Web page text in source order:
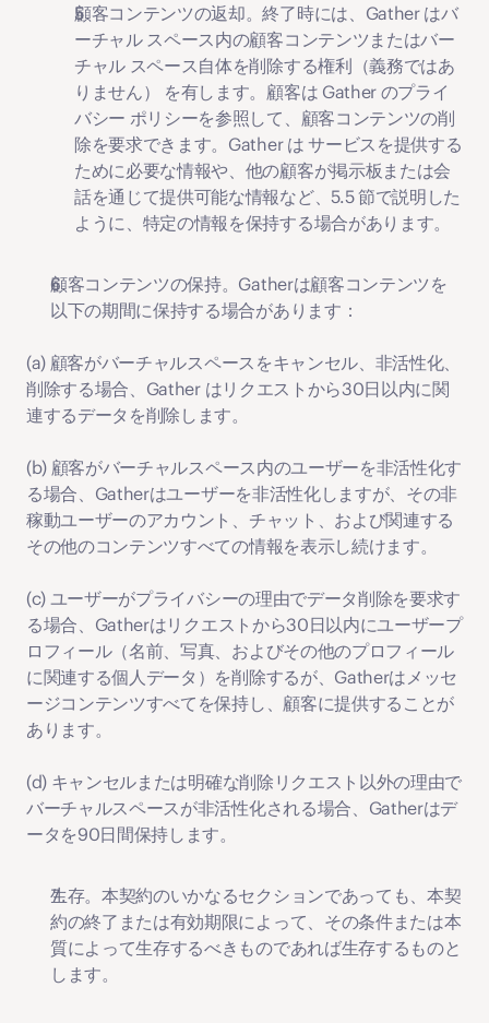
顧客コンテンツの返却。終了時には、Gather はバ
ーチャル スペース内の顧客コンテンツまたはバー
チャル スペース自体を削除する権利（義務ではあ
りません） を有します。顧客は Gather のプライ
バシー ポリシーを参照して、顧客コンテンツの削
除を要求できます。Gather は サービスを提供する
ために必要な情報や、他の顧客が掲示板または会
話を通じて提供可能な情報など、5.5 節で説明した
ように、特定の情報を保持する場合があります。
顧客コンテンツの保持。Gatherは顧客コンテンツを
以下の期間に保持する場合があります：
(a) 顧客がバーチャルスペースをキャンセル、非活性化、
削除する場合、Gather はリクエストから30日以内に関
連するデータを削除します。
(b) 顧客がバーチャルスペース内のユーザーを非活性化す
る場合、Gatherはユーザーを非活性化しますが、その非
稼動ユーザーのアカウント、チャット、および関連する
その他のコンテンツすべての情報を表示し続けます。
(c) ユーザーがプライバシーの理由でデータ削除を要求す
る場合、Gatherはリクエストから30日以内にユーザープ
ロフィール（名前、写真、およびその他のプロフィール
に関連する個人データ）を削除するが、Gatherはメッセ
ージコンテンツすべてを保持し、顧客に提供することが
あります。
(d) キャンセルまたは明確な削除リクエスト以外の理由で
バーチャルスペースが非活性化される場合、Gatherはデ
ータを90日間保持します。
生存。本契約のいかなるセクションであっても、本契
約の終了または有効期限によって、その条件または本
質によって生存するべきものであれば生存するものと
します。